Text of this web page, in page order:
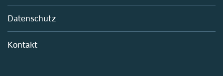
Mitarbeiterführung im Labor
Datenschutz
Kontakt